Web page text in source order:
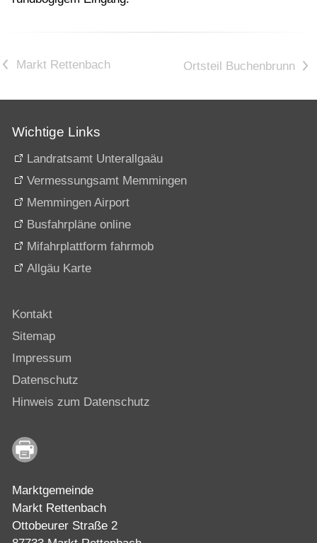
< >
Wichtige Links
Landratsamt Unterallgaäu
Vermessungsamt Memmingen
Memmingen Airport
Busfahrpläne online
Mifahrplattform fahrmob
Allgäu Karte
Kontakt
Sitemap
Impressum
Datenschutz
Hinweis zum Datenschutz
Marktgemeinde
Markt Rettenbach
Ottobeurer Straße 2